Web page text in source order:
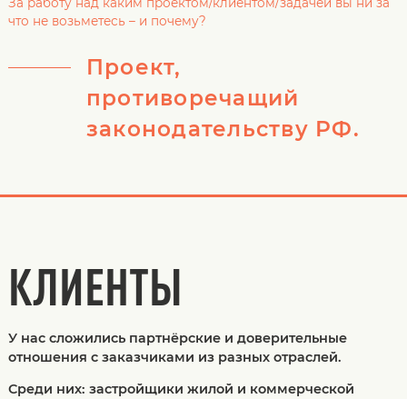
За работу над каким проектом/клиентом/задачей вы ни за
что не возьметесь – и почему?
Проект,
противоречащий
законодательству РФ.
КЛИЕНТЫ
У нас сложились партнёрские и доверительные
отношения с заказчиками из разных отраслей.
Среди них: застройщики жилой и коммерческой